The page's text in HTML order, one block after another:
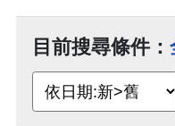
目前搜尋條件：